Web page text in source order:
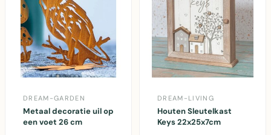
DREAM-GARDEN
Metaal decoratie uil op
een voet 26 cm
DREAM-LIVING
Houten Sleutelkast
Keys 22x25x7cm